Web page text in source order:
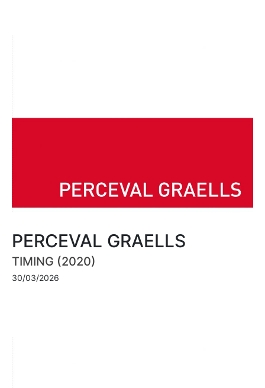
PERCEVAL GRAELLS
TIMING (2020)
30/03/2026